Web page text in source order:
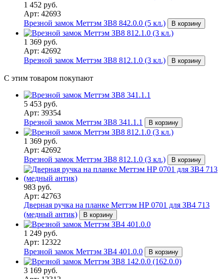
1 452 руб.
Арт: 42693
Врезной замок Меттэм ЗВ8 842.0.0 (5 кл.)
В корзину
1 369 руб.
Арт: 42692
Врезной замок Меттэм ЗВ8 812.1.0 (3 кл.)
В корзину
С этим товаром покупают
5 453 руб.
Арт: 39354
Врезной замок Меттэм ЗВ8 341.1.1
В корзину
1 369 руб.
Арт: 42692
Врезной замок Меттэм ЗВ8 812.1.0 (3 кл.)
В корзину
983 руб.
Арт: 42763
Дверная ручка на планке Меттэм НР 0701 для ЗВ4 713
(медный антик)
В корзину
1 249 руб.
Арт: 12322
Врезной замок Меттэм ЗВ4 401.0.0
В корзину
3 169 руб.